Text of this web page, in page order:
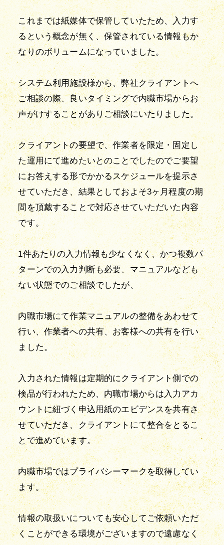
これまでは紙媒体で保管していたため、入力す
るという概念が無く、保管されている情報もか
なりのボリュームになっていました。
システム利用施設様から、弊社クライアントへ
ご相談の際、良いタイミングで内職市場からお
声がけすることがありご相談にいたりました。
クライアントの要望で、作業者を限定・固定し
た運用にて進めたいとのことでしたのでご要望
にお答えする形でかかるスケジュールを提示さ
せていただき、結果としておよそ3ヶ月程度の期
間を頂戴することで対応させていただいた内容
です。
1件あたりの入力情報も少なくなく、かつ複数パ
ターンでの入力判断も必要、マニュアルなども
ない状態でのご相談でしたが、
内職市場にて作業マニュアルの整備をあわせて
行い、作業者への共有、お客様への共有を行い
ました。
入力された情報は定期的にクライアント側での
検品が行われたため、内職市場からは入力アカ
ウントに紐づく申込用紙のエビデンスを共有さ
せていただき、クライアントにて整合をとるこ
とで進めています。
内職市場ではプライバシーマークを取得してい
ます。
情報の取扱いについても安心してご依頼いただ
くことができる環境がございますので遠慮なく